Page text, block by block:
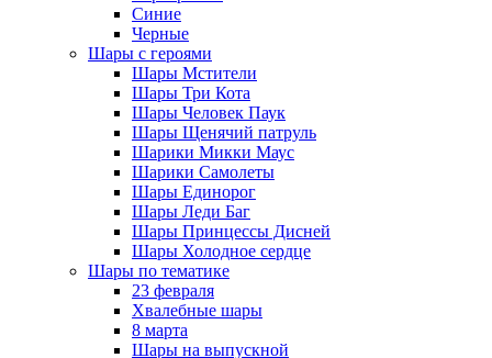
Синие
Черные
Шары с героями
Шары Мстители
Шары Три Кота
Шары Человек Паук
Шары Щенячий патруль
Шарики Микки Маус
Шарики Самолеты
Шары Единорог
Шары Леди Баг
Шары Принцессы Дисней
Шары Холодное сердце
Шары по тематике
23 февраля
Хвалебные шары
8 марта
Шары на выпускной